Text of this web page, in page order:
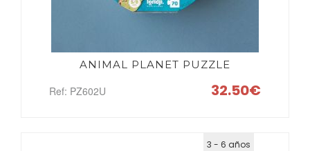
ANIMAL PLANET PUZZLE
Ref: PZ602U 32.50€
3 - 6 años